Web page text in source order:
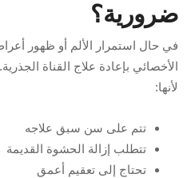
ضرورية؟
في حال استمرار الألم أو ظهور
الأخصائي بإعادة علاج القناة
لأنها:
تتم على سن سبق علاجه
تتطلب إزالة الحشوة القديمة
تحتاج إلى تعقيم أعمق